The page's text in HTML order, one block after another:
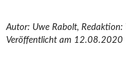
Autor: Uwe Rabolt, Redaktion:
Veröffentlicht am 12.08.2020